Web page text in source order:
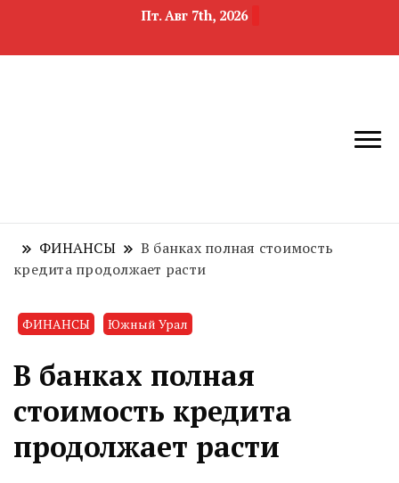
Пт. Авг 7th, 2026
область
ФИНАНСЫ
В банках полная стоимость
кредита продолжает расти
ФИНАНСЫ Южный Урал
В банках полная
стоимость кредита
продолжает расти